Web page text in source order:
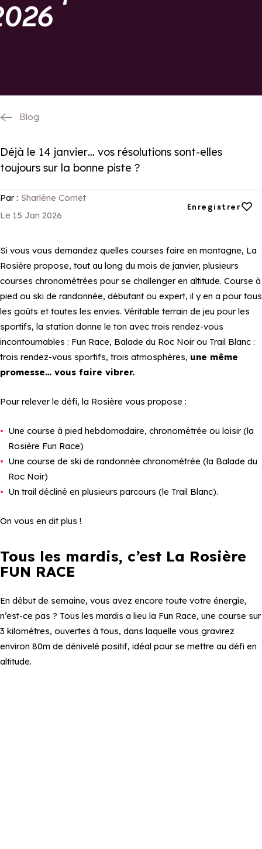
Blog
Déjà le 14 janvier… vos résolutions sont-elles
toujours sur la bonne piste ?
Par : Sharlène Cornet
Le 15 Jan 2026
Enregistrer
Ajouter aux
Si vous vous demandez quelles courses faire en montagne, La
Rosière propose, tout au long du mois de janvier, plusieurs
courses chronométrées pour se challenger en altitude. Course à
pied ou ski de randonnée, débutant ou expert, il y en a pour tous
les goûts et toutes les envies. Véritable terrain de jeu pour les
sportifs, la station donne le ton avec trois rendez-vous
incontournables : Fun Race, Balade du Roc Noir ou Trail Blanc :
trois rendez-vous sportifs, trois atmosphères, une même
promesse… vous faire vibrer.
Pour relever le défi, la Rosière vous propose :
Une course à pied hebdomadaire, chronométrée ou loisir (la
Rosière Fun Race)
Une course de ski de randonnée chronométrée (la Balade du
Roc Noir)
Un trail décliné en plusieurs parcours (le Trail Blanc).
On vous en dit plus !
Tous les mardis, c’est La Rosière
FUN RACE
En début de semaine, vous avez encore toute votre énergie,
n’est-ce pas ? Tous les mardis a lieu la Fun Race, une course sur
3 kilomètres, ouvertes à tous, dans laquelle vous gravirez
environ 80m de dénivelé positif, idéal pour se mettre au défi en
altitude.